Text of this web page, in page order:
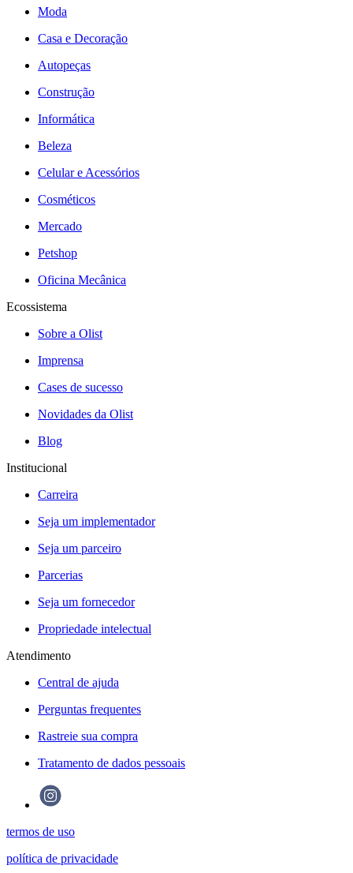
Moda
Casa e Decoração
Autopeças
Construção
Informática
Beleza
Celular e Acessórios
Cosméticos
Mercado
Petshop
Oficina Mecânica
Ecossistema
Sobre a Olist
Imprensa
Cases de sucesso
Novidades da Olist
Blog
Institucional
Carreira
Seja um implementador
Seja um parceiro
Parcerias
Seja um fornecedor
Propriedade intelectual
Atendimento
Central de ajuda
Perguntas frequentes
Rastreie sua compra
Tratamento de dados pessoais
termos de uso
política de privacidade